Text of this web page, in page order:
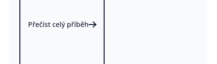
Přečíst celý příběh